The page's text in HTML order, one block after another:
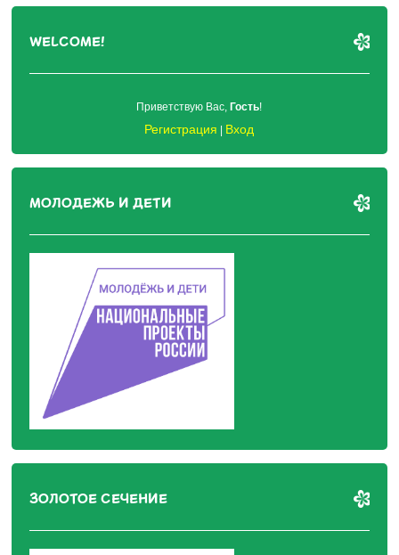
WELCOME!
Приветствую Вас, Гость!
Регистрация Вход
МОЛОДЕЖЬ И ДЕТИ
ЗОЛОТОЕ СЕЧЕНИЕ